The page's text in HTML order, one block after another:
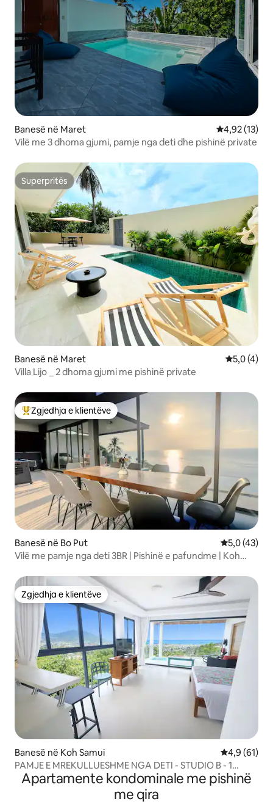
Banesë në Maret Vlerësimi
4,92 (13)
Vilë me 3 dhoma gjumi, pamje nga deti dhe pishinë private
Superpritës
Superpritës
Banesë në Maret Vlerësimi
5,0 (4)
Villa Lijo _ 2 dhoma gjumi me pishinë private
Më të mirat e zgjedhjeve të klientëve
Zgjedhja e klientëve
Banesë në Bo Put Vlerësimi
5,0 (43)
Vilë me pamje nga deti 3BR | Pishinë e pafundme | Koh
Zgjedhja e klientëve
Zgjedhja e klientëve
Banesë në Koh Samui Vlerësimi
4,9 (61)
PAMJE E MREKULLUESHME NGA DETI - STUDIO B - 1
DHOMË GJUMI - SAMUI
Apartamente kondominale me pishinë
me qira